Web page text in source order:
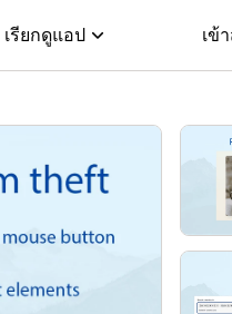
เรียกดูแอป เข้